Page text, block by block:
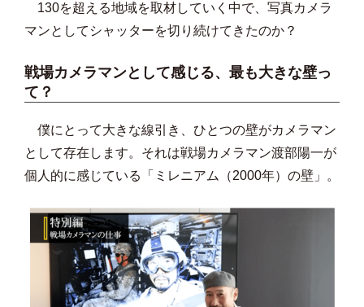
130を超える地域を取材していく中で、写真カメラ
マンとしてシャッターを切り続けてきたのか？
戦場カメラマンとして感じる、最も大きな壁っ
て？
僕にとって大きな線引き、ひとつの壁がカメラマン
として存在します。それは戦場カメラマン渡部陽一が
個人的に感じている「ミレニアム（2000年）の壁」。